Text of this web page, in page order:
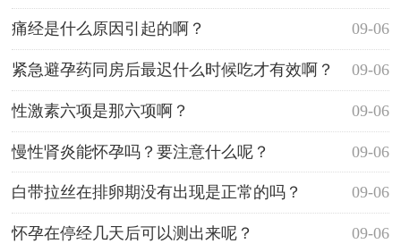
子产生影响？ 09-06
痛经是什么原因引起的啊？
09-06
紧急避孕药同房后最迟什么时候吃才有效啊？
09-06
性激素六项是那六项啊？
09-06
慢性肾炎能怀孕吗？要注意什么呢？
09-06
白带拉丝在排卵期没有出现是正常的吗？
09-06
怀孕在停经几天后可以测出来呢？